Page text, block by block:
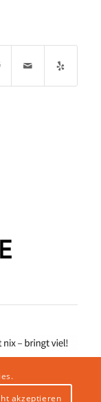
akzeptieren